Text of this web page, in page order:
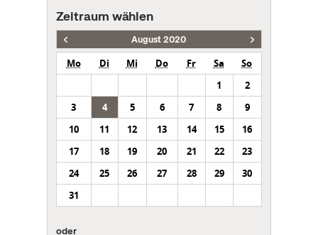
Zeitraum wählen
August 2020
Mo Di Mi Do Fr Sa
So
1
2
3
4 5 6 7 8
9
10
11 12 13 14 15
16
17
18 19 20 21 22
23
24
25 26 27 28 29
30
31
oder